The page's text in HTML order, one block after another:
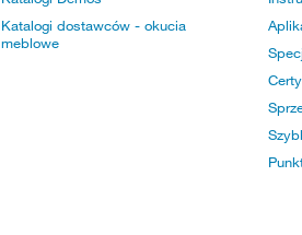
Katalogi dostawców - okucia
meblowe